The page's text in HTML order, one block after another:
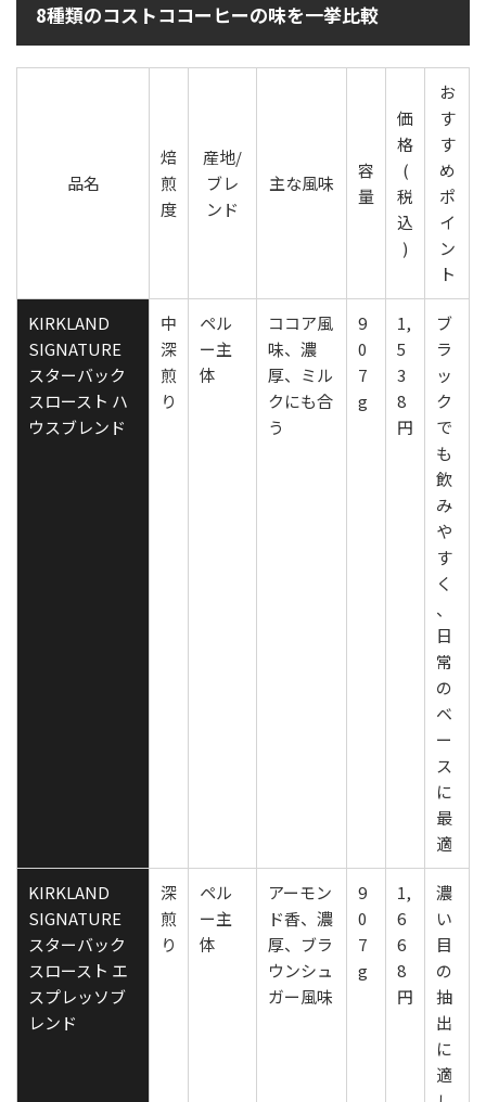
8種類のコストココーヒーの味を一挙比較
品名
焙
煎
度
産地/
ブレ
ンド
主な風味
容
量
価
格
(
税
込
)
お
す
す
め
ポ
イ
ン
ト
KIRKLAND
SIGNATURE
スターバック
スロースト ハ
ウスブレンド
中
深
煎
り
ペル
ー主
体
ココア風
味、濃
厚、ミル
クにも合
う
9
0
7
g
1,
5
3
8
円
ブ
ラ
ッ
ク
で
も
飲
み
や
す
く
、
日
常
の
ベ
ー
ス
に
最
適
KIRKLAND
SIGNATURE
スターバック
スロースト エ
スプレッソブ
レンド
深
煎
り
ペル
ー主
体
アーモン
ド香、濃
厚、ブラ
ウンシュ
ガー風味
9
0
7
g
1,
6
6
8
円
濃
い
目
の
抽
出
に
適